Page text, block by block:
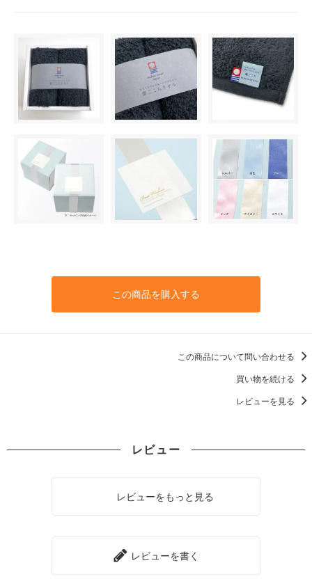
この商品を購入する
この商品について問い合わせる
買い物を続ける
レビューを見る
レビュー
レビューをもっと見る
レビューを書く